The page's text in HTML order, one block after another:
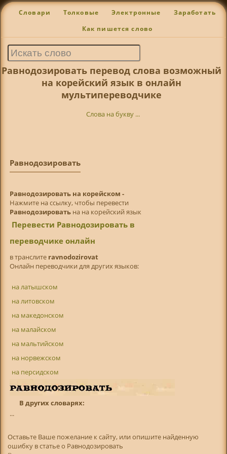
Словари Толковые Электронные Заработать
Как пишется слово
Равнодозировать перевод слова возможный
на корейский язык в онлайн
мультипереводчике
Слова на букву ...
Равнодозировать
Равнодозировать на корейском -
Нажмите на ссылку, чтобы перевести
Равнодозироватьна на корейский язык
Перевести Равнодозировать в
переводчике онлайн
в транслитe ravnodozirovat
Онлайн переводчики для других языков:
на латышском
на литовском
на македонском
на малайском
на мальтийском
на норвежском
на персидском
В других словарях:
...
Оставьте Ваше пожелание к сайту, или опишите найденную
ошибку в статье о Равнодозировать